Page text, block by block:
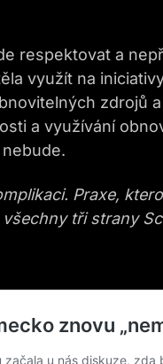
respektovat a
využít na
zdrojů
a využívání
Praxe,
tři strany